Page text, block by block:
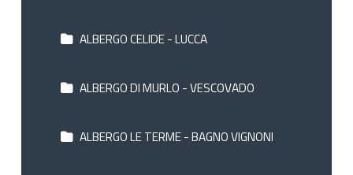
ALBERGO CELIDE - LUCCA
ALBERGO DI MURLO - VESCOVADO
ALBERGO LE TERME - BAGNO VIGNONI